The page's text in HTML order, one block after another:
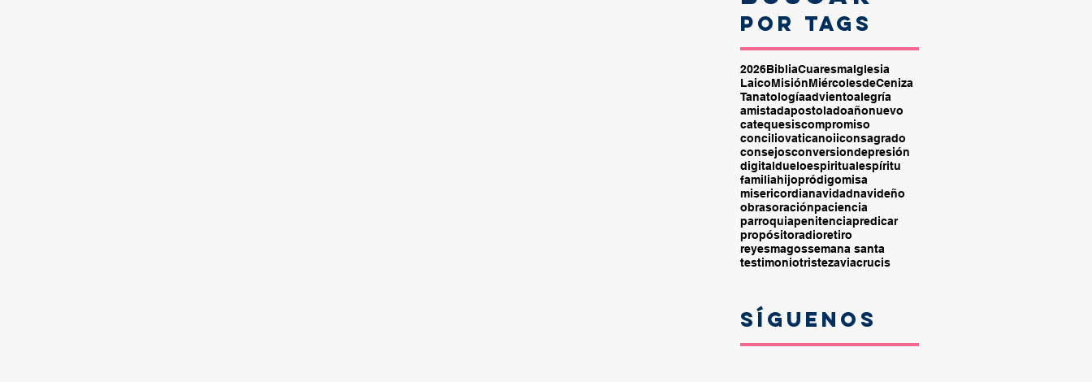
por tags
2026BibliaCuaresmaIglesia
LaicoMisiónMiércolesdeCeniza
Tanatologíaadvientoalegría
amistadapostoladoañonuevo
catequesiscompromiso
conciliovaticanoiiconsagrado
consejosconversiondepresión
digitaldueloespiritualespíritu
familiahijopródigomisa
misericordianavidadnavideño
obrasoraciónpaciencia
parroquiapenitenciapredicar
propósitoradioretiro
reyesmagossemana santa
testimoniotristezaviacrucis
Síguenos